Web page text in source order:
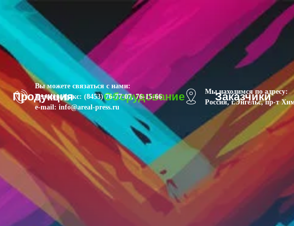
Продукция Оборудование Заказчики
Вы можете связаться с нами:
Телефон/факс: (8453) 76-77-07, 76-15-66
e-mail: info@areal-press.ru
Мы находимся по адресу:
Россия, г.Энгельс, пр-т